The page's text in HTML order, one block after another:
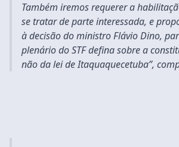
Também iremos requerer a
se tratar de parte interessada, e
à decisão do ministro Flávio Dino,
plenário do STF defina sobre a
não da lei de Itaquaquecetuba”,